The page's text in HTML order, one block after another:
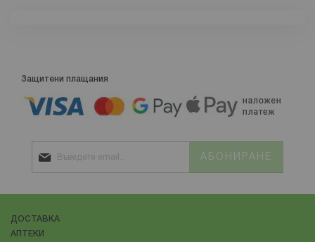
Защитени плащания
АБОНИРАНЕ
ДОСТАВКА
АПТЕКИ